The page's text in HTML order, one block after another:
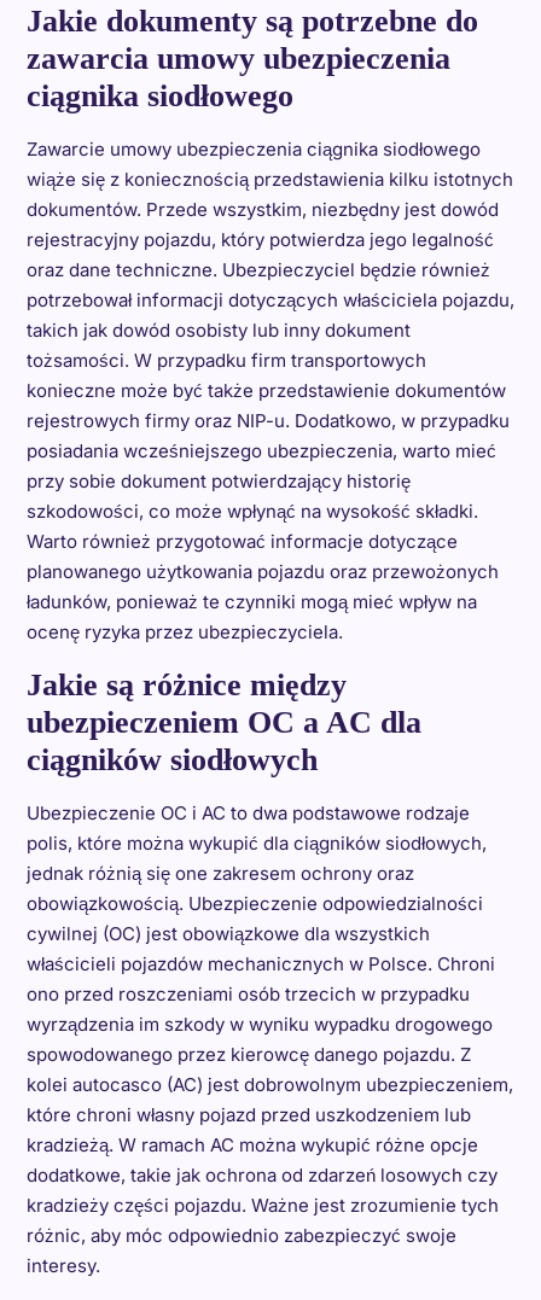
Jakie dokumenty są potrzebne do
zawarcia umowy ubezpieczenia
ciągnika siodłowego
Zawarcie umowy ubezpieczenia ciągnika siodłowego
wiąże się z koniecznością przedstawienia kilku istotnych
dokumentów. Przede wszystkim, niezbędny jest dowód
rejestracyjny pojazdu, który potwierdza jego legalność
oraz dane techniczne. Ubezpieczyciel będzie również
potrzebował informacji dotyczących właściciela pojazdu,
takich jak dowód osobisty lub inny dokument
tożsamości. W przypadku firm transportowych
konieczne może być także przedstawienie dokumentów
rejestrowych firmy oraz NIP-u. Dodatkowo, w przypadku
posiadania wcześniejszego ubezpieczenia, warto mieć
przy sobie dokument potwierdzający historię
szkodowości, co może wpłynąć na wysokość składki.
Warto również przygotować informacje dotyczące
planowanego użytkowania pojazdu oraz przewożonych
ładunków, ponieważ te czynniki mogą mieć wpływ na
ocenę ryzyka przez ubezpieczyciela.
Jakie są różnice między
ubezpieczeniem OC a AC dla
ciągników siodłowych
Ubezpieczenie OC i AC to dwa podstawowe rodzaje
polis, które można wykupić dla ciągników siodłowych,
jednak różnią się one zakresem ochrony oraz
obowiązkowością. Ubezpieczenie odpowiedzialności
cywilnej (OC) jest obowiązkowe dla wszystkich
właścicieli pojazdów mechanicznych w Polsce. Chroni
ono przed roszczeniami osób trzecich w przypadku
wyrządzenia im szkody w wyniku wypadku drogowego
spowodowanego przez kierowcę danego pojazdu. Z
kolei autocasco (AC) jest dobrowolnym ubezpieczeniem,
które chroni własny pojazd przed uszkodzeniem lub
kradzieżą. W ramach AC można wykupić różne opcje
dodatkowe, takie jak ochrona od zdarzeń losowych czy
kradzieży części pojazdu. Ważne jest zrozumienie tych
różnic, aby móc odpowiednio zabezpieczyć swoje
interesy.